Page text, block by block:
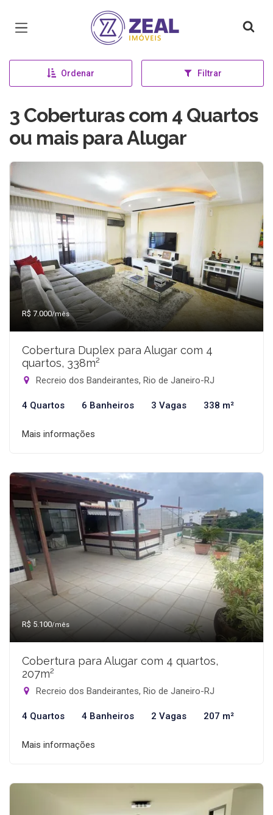
Página inicial
Ordenar Filtrar
3 Coberturas com 4 Quartos
ou mais para Alugar
R$ 7.000/mês
Cobertura Duplex para Alugar com 4
quartos, 338m²
Recreio dos Bandeirantes, Rio de Janeiro-RJ
4 Quartos 6 Banheiros 3 Vagas 338 m²
Mais informações
R$ 5.100/mês
Cobertura para Alugar com 4 quartos,
207m²
Recreio dos Bandeirantes, Rio de Janeiro-RJ
4 Quartos 4 Banheiros 2 Vagas 207 m²
Mais informações